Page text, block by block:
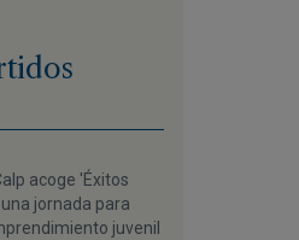
acoge 'Éxitos
jornada para
juvenil